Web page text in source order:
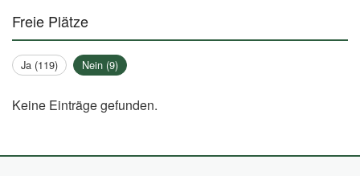
Keine Einträge gefunden.
Freie Plätze
Ja (119) Nein (9)